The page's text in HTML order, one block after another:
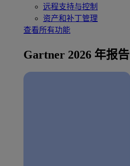
远程支持与控制
资产和补丁管理
查看所有功能
Gartner 2026 年报告